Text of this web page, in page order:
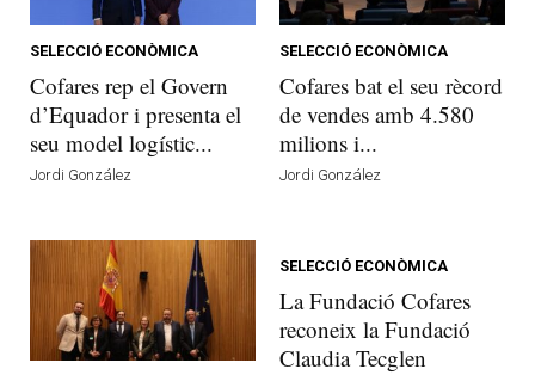
SELECCIÓ ECONÒMICA
Cofares rep el Govern
d’Equador i presenta el
seu model logístic...
Jordi González
SELECCIÓ ECONÒMICA
Cofares bat el seu rècord
de vendes amb 4.580
milions i...
Jordi González
SELECCIÓ ECONÒMICA
La Fundació Cofares
reconeix la Fundació
Claudia Tecglen